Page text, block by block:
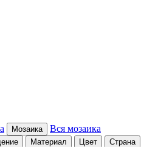
Мозаика Вся мозаика
Материал Цвет Страна